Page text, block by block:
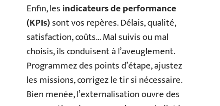
Enfin, lesindicateurs de performance
(KPIs)sont vos repères. Délais, qualité,
satisfaction, coûts… Mal suivis ou mal
choisis, ils conduisent à l’aveuglement.
Programmez des points d’étape, ajustez
les missions, corrigez le tir si nécessaire.
Bien menée, l’externalisation ouvre des